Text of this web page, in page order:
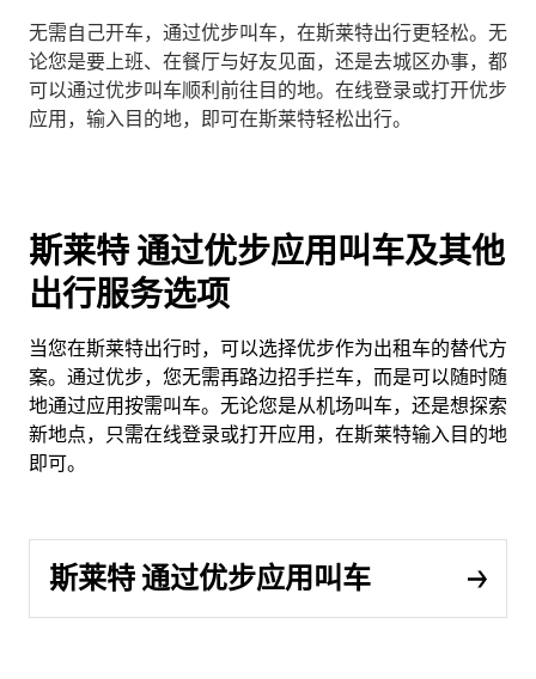
无需自己开车，通过优步叫车，在斯莱特出行更轻松。无
论您是要上班、在餐厅与好友见面，还是去城区办事，都
可以通过优步叫车顺利前往目的地。在线登录或打开优步
应用，输入目的地，即可在斯莱特轻松出行。
斯莱特 通过优步应用叫车及其他
出行服务选项
当您在斯莱特出行时，可以选择优步作为出租车的替代方
案。通过优步，您无需再路边招手拦车，而是可以随时随
地通过应用按需叫车。无论您是从机场叫车，还是想探索
新地点，只需在线登录或打开应用，在斯莱特输入目的地
即可。
斯莱特 通过优步应用叫车